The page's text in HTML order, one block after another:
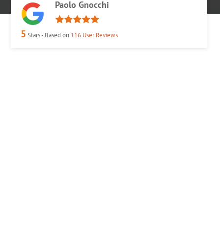
Paolo Gnocchi
5 Stars - Based on 116 User Reviews